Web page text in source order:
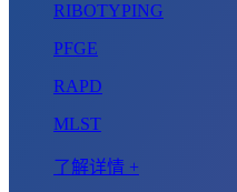
RIBOTYPING
PFGE
RAPD
MLST
了解详情 +